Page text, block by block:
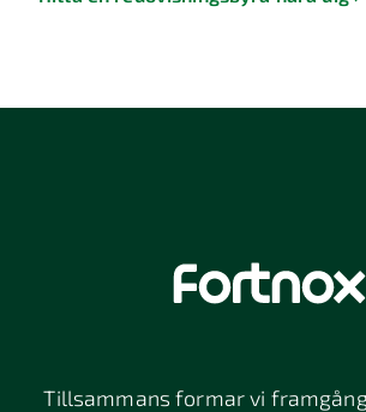
Tillsammans formar vi